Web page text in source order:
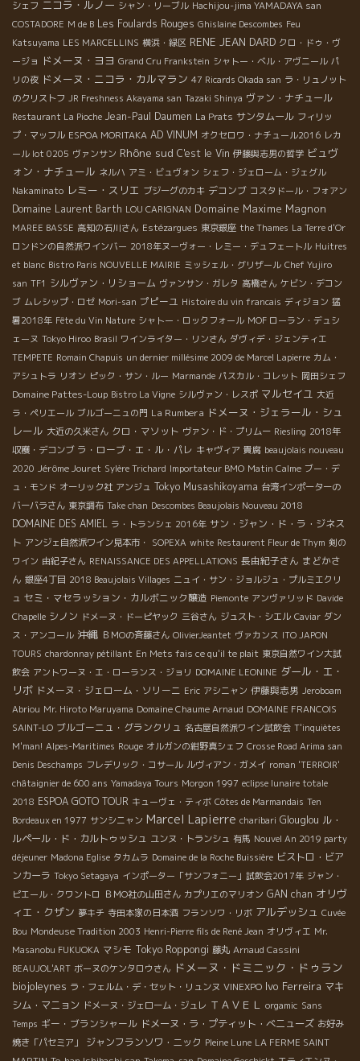
シェフ ニコラ・ルノー シャン・リーブル Hachijou-jima YAMADAYA san
COSTADORE M de B Les Foulards Rouges Ghislaine Descombes Feu
Katsuyama LES MARCELLINS 横浜・緑区 RENE JEAN DARD クロ・ドゥ・ヴ
ージョ ドメーヌ・ヨヨ Grand Cru Frankstein シャトー・ベル・アヴニール パ
リの夜 ドメーヌ・ニコラ・カルマラン 47 Ricards Okada san ラ・リュノット
のクリストフ JR Freshness Akayama san Tazaki Shinya ヴァン・ナチュール
Restaurant La Pioche Jean-Paul Daumen La Prats サンタムール フィリッ
プ・マッフル ESPOA MORITAKA AD VINUM オクセロワ・ナチュール2016 レカ
ール lot 0205 ヴァンサン Rhône sud C'est le Vin 伊藤與志男の哲学 ビュヴ
ォン・ナチュール ネルハ アミ・ビュヴォン シェフ・ジェローム・ジェグル
Nakaminato レミー・スリエ ブジーグのカキ デコンブ コスタドール・フォアン
Domaine Laurent Barth LOU CARIGNAN Domaine Maxime Magnon
MAREE BASSE 高知の石川さん Estézargues 東京銀座 the Thames La Terre d'Or
ロンドンの自然派ワインバー 2018年ヌーヴォー・レミー・デュフェートル Huitres
et blanc Bistro Paris NOUVELLE MAIRIE ミッシェル・グリザール Chef Yujiro
san TF1 シルヴァン・リショーム ヴァンサン・ガレタ 高橋さん ケビン・デコン
ブ ムレシップ・ロゼ Mori-san プピーユ Histoire du vin francais ディジョン 猛
暑2018年 Fête du Vin Nature シャトー・ロックフォール MOF ローラン・デュシ
ェーヌ Tokyo Hiroo Brasil ワインライター・リンさん ダヴィデ・ジェンティエ
TEMPETE Romain Chapuis un dernier millésime 2009 de Marcel Lapierre カム・
アシュトラ リオン ピック・サン・ルー Marmande パスカル・コレット 岡田シェフ
Domaine Pattes-Loup Bistro La Vigne シルヴァン・レスポ マルセイユ 大近
ラ・ペリエール ブルゴーニュの門 La Rumbera ドメーヌ・ジェラール・シュ
レール 大近の久米さん クロ・マソット ヴァン・ド・プリムー Riesling 2018年
収穫・デコンブ ラ・ローブ・エ・ル・パレ キャヴィア 貴腐 beaujolais nouveau
2020 Jérôme Jouret Sylère Trichard Importateur BMO Matin Calme ブー・デ
ュ・モンド オーリック社 アンジュ Tokyo Musashikoyama 台湾インポーターの
バーバラさん 東京調布 Take chan Descombes Beaujolais Nouveau 2018
DOMAINE DES AMIEL ラ・トランシェ 2016年 サン・ジャン・ド・ラ・ジネス
ト アンジェ自然派ワイン見本市・ SOPEXA white Restaurent Fleur de Thym 剣の
ワイン 由紀子さん RENAISSANCE DES APPELLATIONS 長由紀子さん まどかさ
ん 銀座4丁目 2018 Beaujolais Villages ニュイ・サン・ジョルジュ・プルミエクリ
ュ セミ・マセラッション・カルボニック醸造 Piemonte アンヴァリッド Davide
Chapelle シノン ドメーヌ・ドーピヤック 三谷さん ジュスト・シエル Caviar ダン
ス・アンコール 沖縄 ＢＭОの斉藤さん OlivierJeantet ヴァカンス ITO JAPON
TOURS chardonnay pétillant En Mets fais ce qu'il te plait 東京自然ワイン大試
飲会 アントワーヌ・エ・ローランス・ジョリ DOMAINE LEONINE ダール・エ・
リボ ドメーヌ・ジェローム・ソリーニ Eric アシニャン 伊藤與志男 Jeroboam
Abriou Mr. Hiroto Maruyama Domaine Chaume Arnaud DOMAINE FRANCOIS
SAINT-LO ブルゴーニュ・グランクリュ 名古屋自然派ワイン試飲会 T'inquiètes
M'man! Alpes-Maritimes Rouge オルガンの紺野真シェフ Crosse Road Arima san
Denis Deschamps フレデリック・コサール ルヴィアン・ガメイ roman 'TERROIR'
châtaignier de 600 ans Yamadaya Tours Morgon 1997 eclipse lunaire totale
2018 ESPOA GOTO TOUR キューヴェ・ティボ Côtes de Marmandais Ten
Bordeaux en 1977 サンシニャン Marcel Lapierre charibari Glouglou ル・
ルペール・ド・カルトゥッシュ ユンヌ・トランシュ 有馬 Nouvel An 2019 party
déjeuner Madona Eglise タカムラ Domaine de la Roche Buissière ビストロ・ビア
ンカーラ Tokyo Setagaya インポーター「サンフォニー」試飲会2017年 ジャン・
ピエール・クワントロ ＢＭО社の山田さん カプリエのマリオン GAN chan オリヴ
ィエ・クザン 夢キチ 寺田本家の日本酒 フランソワ・リボ アルデッシュ Cuvée
Bou Mondeuse Tradition 2003 Henri-Pierre fils de René Jean オリヴィエ Mr.
Masanobu FUKUOKA マシモ Tokyo Roppongi 藤丸 Arnaud Cassini
BEAUJOL'ART ボーヌのケンタロウさん ドメーヌ・ドミニック・ドゥラン
biojoleynes ラ・フェルム・デ・セット・リュンヌ VINEXPO Ivo Ferreira マキ
シム・マニョン ドメーヌ・ジェローム・ジュレ ＴＡＶＥＬ orgamic Sans
Temps ギー・ブランシャール ドメーヌ・ラ・プティット・べニューズ お好み
焼き「パセミア」
ジャンフランソワ・ニック Pleine Lune LA FERME SAINT